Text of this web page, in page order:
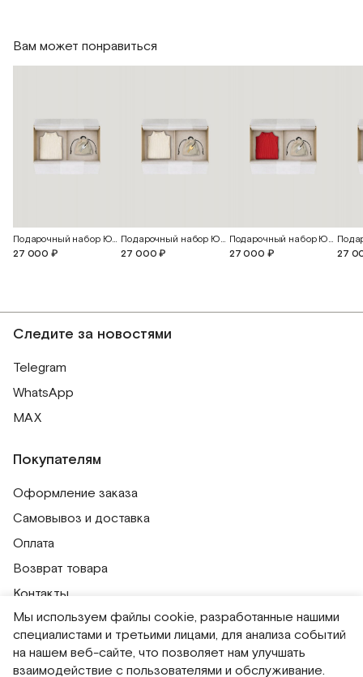
Вам может понравиться
Подарочный набор Юна
27 000 ₽
Подарочный набор Юна
27 000 ₽
Подарочный набор Юна
27 000 ₽
27
Следите за новостями
Telegram
WhatsApp
MAX
Покупателям
Оформление заказа
Самовывоз и доставка
Оплата
Возврат товара
Контакты
Публичная оферта
Политика обработки персональных данных
Политика использования сессионных файлов
Мы используем файлы cookie, разработанные нашими
специалистами и третьими лицами, для анализа событий
на нашем веб-сайте, что позволяет нам улучшать
взаимодействие с пользователями и обслуживание.